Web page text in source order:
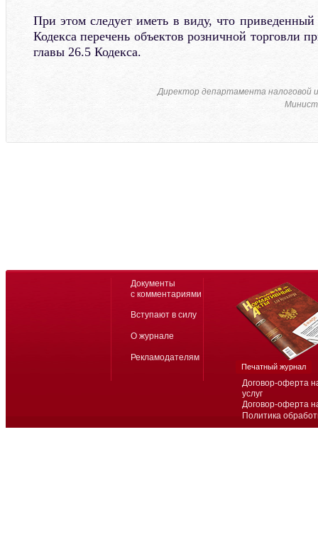
При этом следует иметь в виду, что
Кодекса перечень объектов розничной торговли
главы 26.5 Кодекса.
Директор департамента
Договор-оферта
услуг
Договор-оферта
Политика
Документы
с комментариями
Вступают в силу
О журнале
Рекламодателям
Печатный журнал